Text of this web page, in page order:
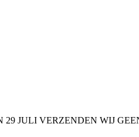
29 JULI VERZENDEN WIJ